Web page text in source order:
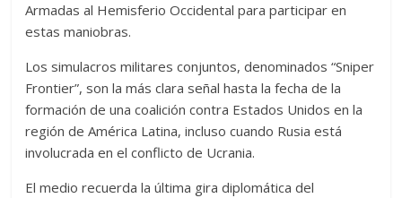
Armadas al Hemisferio Occidental para participar en
estas maniobras.
Los simulacros militares conjuntos, denominados “Sniper
Frontier”, son la más clara señal hasta la fecha de la
formación de una coalición contra Estados Unidos en la
región de América Latina, incluso cuando Rusia está
involucrada en el conflicto de Ucrania.
El medio recuerda la última gira diplomática del